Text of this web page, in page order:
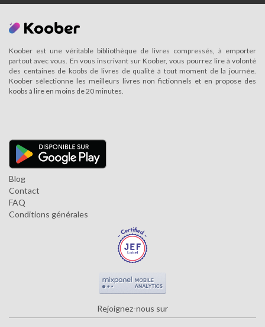
Koober est une véritable bibliothèque de livres compressés, à emporter
partout avec vous. En vous inscrivant sur Koober, vous pourrez lire à volonté
des centaines de koobs de livres de qualité à tout moment de la journée.
Koober sélectionne les meilleurs livres non fictionnels et en propose des
koobs à lire en moins de 20 minutes.
Blog
Contact
FAQ
Conditions générales
Rejoignez-nous sur